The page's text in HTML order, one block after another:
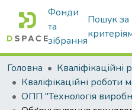
Фонди
та
зібрання
Пошук за
Головна
Кваліфікаційні